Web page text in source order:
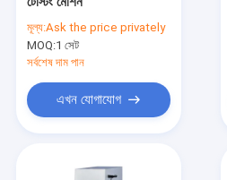
মূল্য:Ask the price privately
MOQ:1 সেট
সর্বশেষ দাম পান
এখন যোগাযোগ